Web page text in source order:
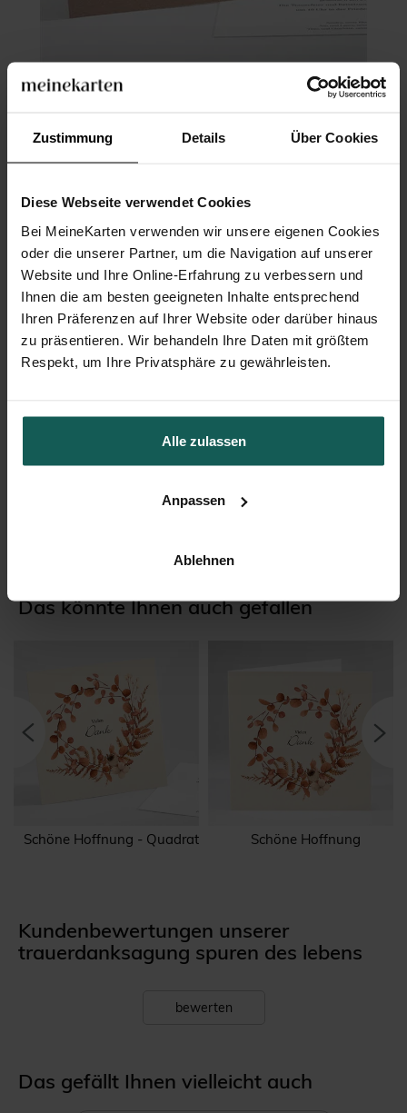
Zustimmung Details Über Cookies
Diese Webseite verwendet Cookies
Bei MeineKarten verwenden wir unsere eigenen Cookies
oder die unserer Partner, um die Navigation auf unserer
Website und Ihre Online-Erfahrung zu verbessern und
Ihnen die am besten geeigneten Inhalte entsprechend
Ihren Präferenzen auf Ihrer Website oder darüber hinaus
zu präsentieren. Wir behandeln Ihre Daten mit größtem
Respekt, um Ihre Privatsphäre zu gewährleisten.
Alle zulassen
Anpassen
Ablehnen
Briefumschlag
Das könnte Ihnen auch gefallen
Schöne Hoffnung - Quadrat Schöne Hoffnung
Kundenbewertungen unserer
trauerdanksagung spuren des lebens
bewerten
Das gefällt Ihnen vielleicht auch